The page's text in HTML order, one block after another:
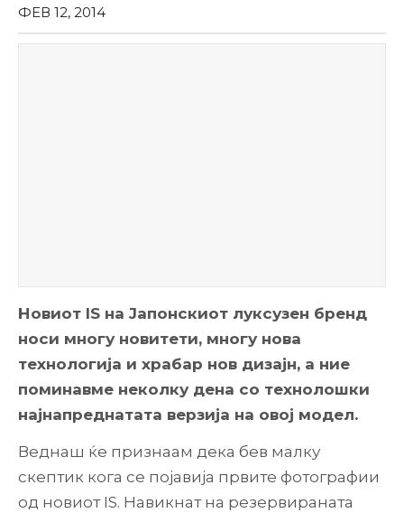
ФЕВ 12, 2014
Новиот IS на Јапонскиот луксузен бренд
носи многу новитети, многу нова
технологија и храбар нов дизајн, а ние
поминавме неколку дена со технолошки
најнапреднатата верзија на овој модел.
Веднаш ќе признаам дека бев малку
скептик кога се појавија првите фотографии
од новиот IS. Навикнат на резервираната